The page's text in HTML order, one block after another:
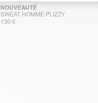
SWEAT HOMME PLIZZY
NOUVEAUTÉ
130 €